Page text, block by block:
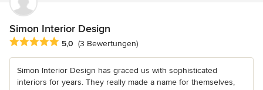
Simon Interior Design
Durchschnittliche Bewertung: 5 von 5 Sternen
5,0 (3 Bewertungen)
Simon Interior Design has graced us with sophisticated
interiors for years. They really made a name for themselves,